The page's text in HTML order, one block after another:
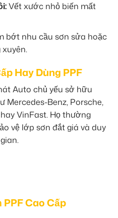
Vết xước nhỏ biến mất
bớt nhu cầu sơn sửa hoặc
Hay Dùng PPF
Auto chủ yếu sở hữu
Mercedes-Benz, Porsche,
VinFast. Họ thường
vệ lớp sơn đắt giá và duy
Cao Cấp